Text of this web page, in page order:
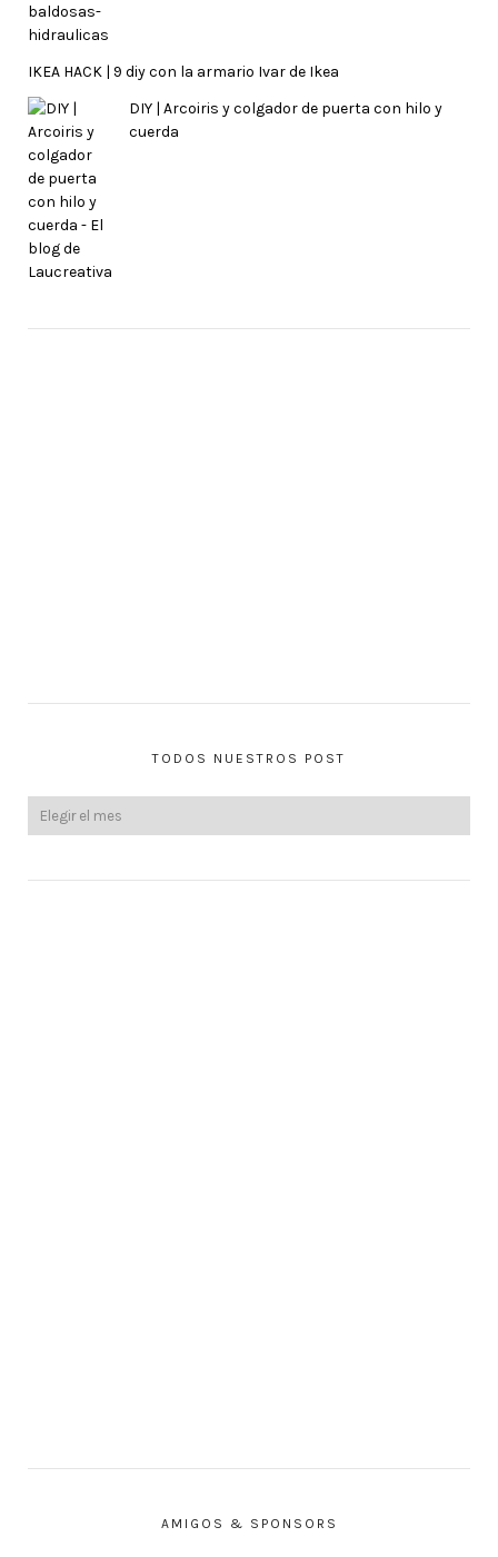
IKEA HACK | 9 diy con la armario Ivar de Ikea
DIY | Arcoiris y colgador de puerta con hilo y
cuerda
TODOS NUESTROS POST
AMIGOS & SPONSORS